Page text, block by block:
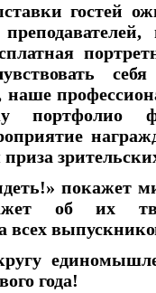
гостей
себя
наше
портфолио
покажет
об их
всех
года!